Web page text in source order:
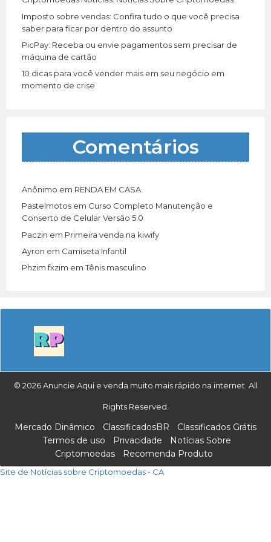
Imposto sobre vendas: Confira tudo o que você precisa
saber para ficar por dentro do assunto
PicPay: Receba ou envie pagamentos sem precisar de
máquina de cartão
10 dicas para você vender mais em seu negócio em
momento de crise
Comentários
Anônimo em RENDA EM CASA
Pastelmotos em Curso Completo Manutenção e
Conserto de Celular Versão 5.0
Paczin em Primeira venda na kiwify
Ayron em Camiseta Infantil
Phzim fxzim emTênis masculino
© 2026 Anuncie Aqui e venda muito mais rápido na internet. All
Rights Reserved.
Mercado Dinâmico ClassificadosBR
Classificados Grátis
Termos de uso
Privacidade
Notícias Sobre
Criptomoedas
Recomenda Produto
Site de Notícias sobre Criptomoedas - CA